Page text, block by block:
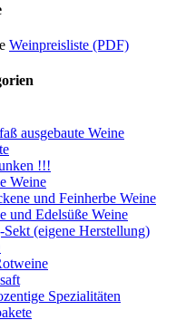
Weinpreisliste (PDF)
ausgebaute Weine
!!!
Weine
und Feinherbe Weine
und Edelsüße Weine
(eigene Herstellung)
Spezialitäten